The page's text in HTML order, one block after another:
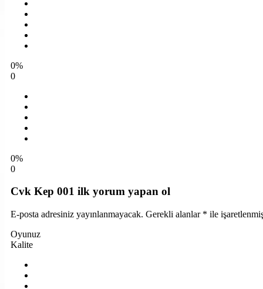
0%
0
0%
0
Cvk Kep 001 ilk yorum yapan ol
E-posta adresiniz yayınlanmayacak. Gerekli alanlar * ile
Oyunuz
Kalite